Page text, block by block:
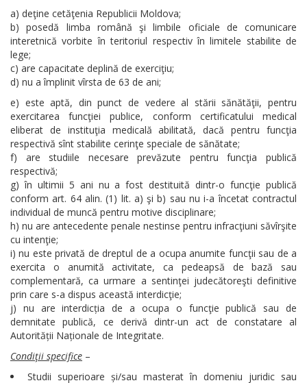
a) deţine cetăţenia Republicii Moldova;
b) posedă limba română şi limbile oficiale de comunicare
interetnică vorbite în teritoriul respectiv în limitele stabilite de
lege;
c) are capacitate deplină de exerciţiu;
d) nu a împlinit vîrsta de 63 de ani;
e) este aptă, din punct de vedere al stării sănătăţii, pentru
exercitarea funcţiei publice, conform certificatului medical
eliberat de instituţia medicală abilitată, dacă pentru funcţia
respectivă sînt stabilite cerinţe speciale de sănătate;
f) are studiile necesare prevăzute pentru funcţia publică
respectivă;
g) în ultimii 5 ani nu a fost destituită dintr-o funcţie publică
conform art. 64 alin. (1) lit. a) şi b) sau nu i-a încetat contractul
individual de muncă pentru motive disciplinare;
h) nu are antecedente penale nestinse pentru infracţiuni săvîrşite
cu intenţie;
i) nu este privată de dreptul de a ocupa anumite funcţii sau de a
exercita o anumită activitate, ca pedeapsă de bază sau
complementară, ca urmare a sentinţei judecătoreşti definitive
prin care s-a dispus această interdicţie;
j) nu are interdicția de a ocupa o funcţie publică sau de
demnitate publică, ce derivă dintr-un act de constatare al
Autorității Naționale de Integritate.
Condiţii specifice –
Studii superioare și/sau masterat în domeniu juridic sau